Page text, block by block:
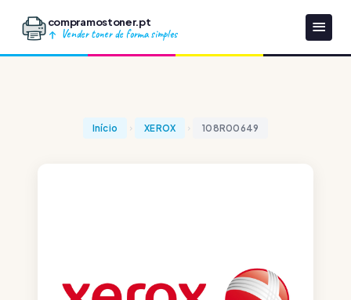
compramostoner.pt
Vender toner de forma simples
Início XEROX 108R00649